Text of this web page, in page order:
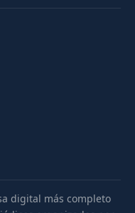
digital más completo